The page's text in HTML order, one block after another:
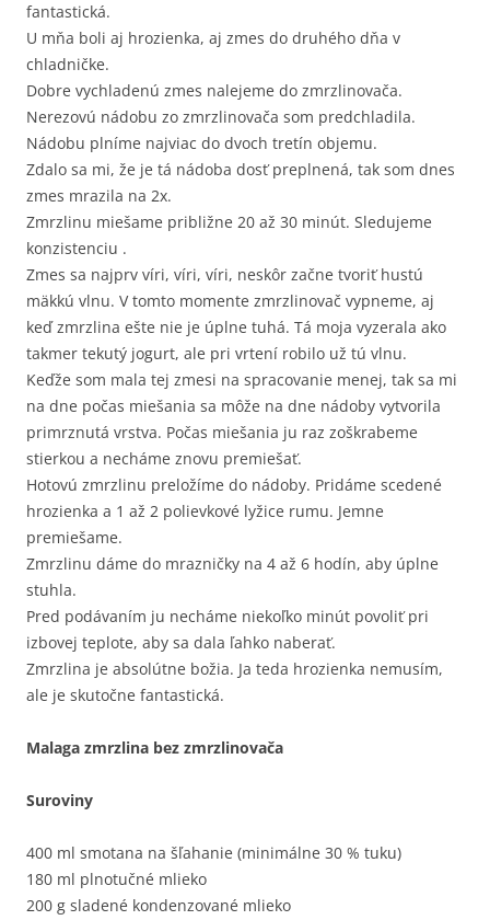
fantastická.
U mňa boli aj hrozienka, aj zmes do druhého dňa v
chladničke.
Dobre vychladenú zmes nalejeme do zmrzlinovača.
Nerezovú nádobu zo zmrzlinovača som predchladila.
Nádobu plníme najviac do dvoch tretín objemu.
Zdalo sa mi, že je tá nádoba dosť preplnená, tak som dnes
zmes mrazila na 2x.
Zmrzlinu miešame približne 20 až 30 minút. Sledujeme
konzistenciu .
Zmes sa najprv víri, víri, víri, neskôr začne tvoriť hustú
mäkkú vlnu. V tomto momente zmrzlinovač vypneme, aj
keď zmrzlina ešte nie je úplne tuhá. Tá moja vyzerala ako
takmer tekutý jogurt, ale pri vrtení robilo už tú vlnu.
Keďže som mala tej zmesi na spracovanie menej, tak sa mi
na dne počas miešania sa môže na dne nádoby vytvorila
primrznutá vrstva. Počas miešania ju raz zoškrabeme
stierkou a necháme znovu premiešať.
Hotovú zmrzlinu preložíme do nádoby. Pridáme scedené
hrozienka a 1 až 2 polievkové lyžice rumu. Jemne
premiešame.
Zmrzlinu dáme do mrazničky na 4 až 6 hodín, aby úplne
stuhla.
Pred podávaním ju necháme niekoľko minút povoliť pri
izbovej teplote, aby sa dala ľahko naberať.
Zmrzlina je absolútne božia. Ja teda hrozienka nemusím,
ale je skutočne fantastická.
Malaga zmrzlina bez zmrzlinovača
Suroviny
400 ml smotana na šľahanie (minimálne 30 % tuku)
180 ml plnotučné mlieko
200 g sladené kondenzované mlieko